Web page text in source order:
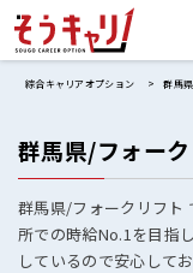
綜合キャリアオプション 群馬県
群馬県/フォー
群馬県/フォークリフト
所での時給No.1を目指
しているので安心して